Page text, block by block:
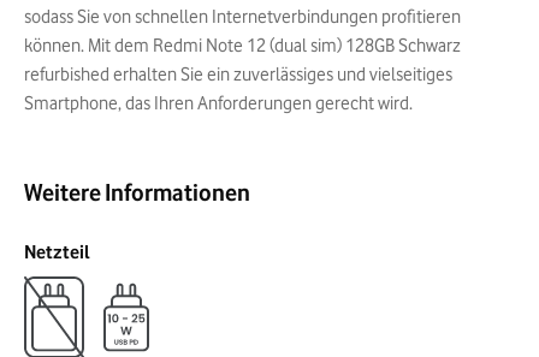
sodass Sie von schnellen Internetverbindungen profitieren
können. Mit dem Redmi Note 12 (dual sim) 128GB Schwarz
refurbished erhalten Sie ein zuverlässiges und vielseitiges
Smartphone, das Ihren Anforderungen gerecht wird.
Weitere Informationen
Netzteil